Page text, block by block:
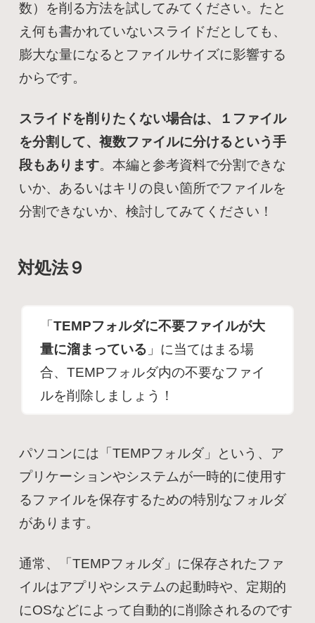
数）を削る方法を試してみてください。たと
え何も書かれていないスライドだとしても、
膨大な量になるとファイルサイズに影響する
からです。
スライドを削りたくない場合は、１ファイル
を分割して、複数ファイルに分けるという手
段もあります。本編と参考資料で分割できな
いか、あるいはキリの良い箇所でファイルを
分割できないか、検討してみてください！
対処法９
「 TEMPフォルダに不要ファイルが大
量に溜まっている 」に当てはまる場
合、TEMPフォルダ内の不要なファイ
ルを削除しましょう！
パソコンには「TEMPフォルダ」という、ア
プリケーションやシステムが一時的に使用す
るファイルを保存するための特別なフォルダ
があります。
通常、「TEMPフォルダ」に保存されたファ
イルはアプリやシステムの起動時や、定期的
にOSなどによって自動的に削除されるのです